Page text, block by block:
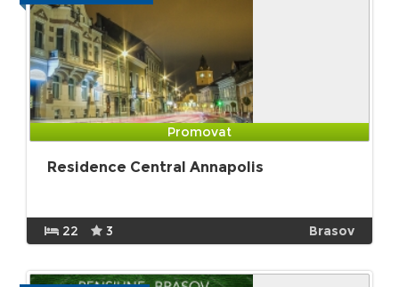
Promovat
Residence Central Annapolis
22 3 Brasov